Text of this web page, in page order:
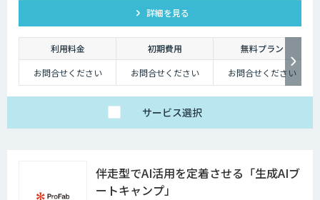
詳細を見る
利用料金 初期費用
無料プラン
お問合せください
お問合せください お問合せください
サービス選択
伴走型でAI活用を定着させる「生成AIブ
ートキャンプ」